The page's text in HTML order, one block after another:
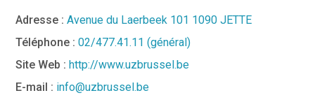
Adresse : Avenue du Laerbeek 101 1090 JETTE
Téléphone :02/477.41.11 (général)
Site Web : http://www.uzbrussel.be
E-mail : info@uzbrussel.be